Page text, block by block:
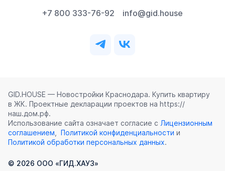
+7 800 333-76-92 info@gid.house
GID.HOUSE — Новостройки Краснодара. Купить квартиру
в ЖК. Проектные декларации проектов на https://
наш.дом.рф.
Использование сайта означает согласие с Лицензионным
соглашением
Политикой конфиденциальности и
Политикой обработки персональных данных.
© 2026 ООО «ГИД.ХАУЗ»